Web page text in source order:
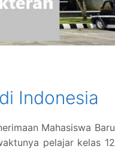
Indonesia
Mahasiswa Baru
pelajar kelas 12